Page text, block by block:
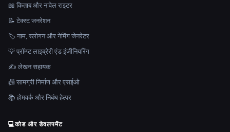
📖 किताब और नावेल राइटर
📝 टेक्स्ट जनरेशन
🏷️ नाम, स्लोगन और नेमिंग जेनरेटर
💡 प्रॉम्प्ट लाइब्रेरी एंड इंजीनियरिंग
✍️ लेखन सहायक
📠 सामग्री निर्माण और एसईओ
📚 होमवर्क और निबंध हेल्पर
💻कोड और डेवलपमेंट